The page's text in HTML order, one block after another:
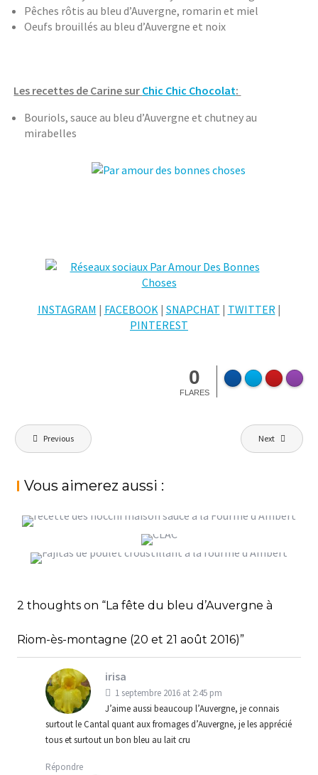
Pêches rôtis au bleu d’Auvergne, romarin et miel
Oeufs brouillés au bleu d’Auvergne et noix
Les recettes de Carine sur Chic Chic Chocolat:
Bouriols, sauce au bleu d’Auvergne et chutney au
mirabelles
INSTAGRAM | FACEBOOK| SNAPCHAT | TWITTER|
PINTEREST
0
FLARES
Navigation
de
Previous Next
Vous aimerez aussi :
GNOCCHI MAISON SAUCE À LA FOURME
StéphanieM Cuisine Italienne ,Fromage,
UN APÉRO QUI CLAC AVEC LA CONSERVERIE
LOCAL, ARTISANALE ET CRÉATIVE !
FAJITAS DE POULET CROUSTILLANT À LA
FOURME D’AMBERT ET JAMBON CRU {LES
d'Auvergne
2 thoughts on “La fête du bleu d’Auvergne à
Riom-ès-montagne (20 et 21 août 2016)”
irisa
1 septembre 2016 at 2:45 pm
J’aime aussi beaucoup l’Auvergne, je connais
surtout le Cantal quant aux fromages d’Auvergne, je les apprécié
tous et surtout un bon bleu au lait cru
Répondre